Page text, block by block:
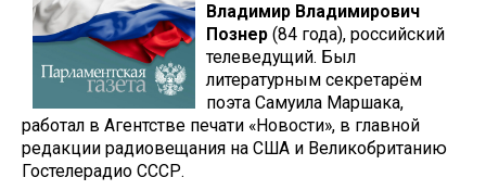
Владимир Владимирович
Познер (84 года), российский
телеведущий. Был
литературным секретарём
поэта Самуила Маршака,
работал в Агентстве печати «Новости», в главной
редакции радиовещания на США и Великобританию
Гостелерадио СССР.